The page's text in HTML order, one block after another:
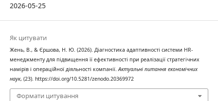
2026-05-25
Як цитувати
Жень, В., & Єршова, Н. Ю. (2026). Діагностика адаптивності системи HR-
менеджменту для підвищення її ефективності при реалізації стратегічних
намірів і операційної діяльності компанії.Актуальні питання економічних
наук, (23). https://doi.org/10.5281/zenodo.20369972
Формати цитування